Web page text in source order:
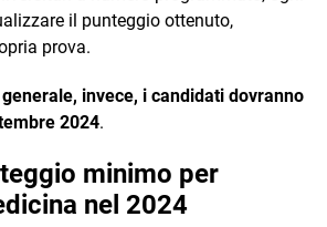
il punteggio ottenuto,
prova.
invece, i candidati dovranno
2024.
minimo per
nel 2024